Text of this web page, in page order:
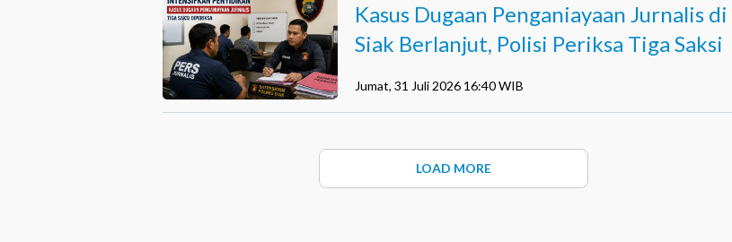
Kasus Dugaan Penganiayaan Jurnalis di
Siak Berlanjut, Polisi Periksa Tiga Saksi
Jumat, 31 Juli 2026 16:40 WIB
LOAD MORE